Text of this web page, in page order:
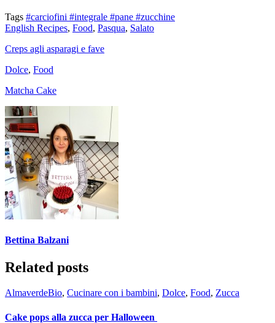
Tags #carciofini #integrale #pane #zucchine
English Recipes, Food, Pasqua, Salato
Creps agli asparagi e fave
Dolce, Food
Matcha Cake
Bettina Balzani
Related posts
AlmaverdeBio, Cucinare con i bambini, Dolce, Food, Zucca
Cake pops alla zucca per Halloween